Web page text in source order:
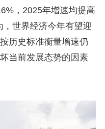
，2025年增速均提高
世界经济今年有望迎
历史标准衡量增速仍
当前发展态势的因素